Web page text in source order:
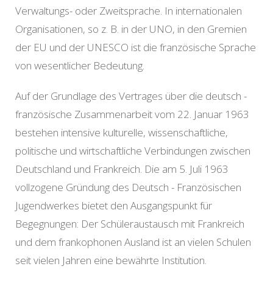
Verwaltungs- oder Zweitsprache. In internationalen
Organisationen, so z. B. in der UNO, in den Gremien
der EU und der UNESCO ist die französische Sprache
von wesentlicher Bedeutung.
Auf der Grundlage des Vertrages über die deutsch -
französische Zusammenarbeit vom 22. Januar 1963
bestehen intensive kulturelle, wissenschaftliche,
politische und wirtschaftliche Verbindungen zwischen
Deutschland und Frankreich. Die am 5. Juli 1963
vollzogene Gründung des Deutsch - Französischen
Jugendwerkes bietet den Ausgangspunkt für
Begegnungen: Der Schüleraustausch mit Frankreich
und dem frankophonen Ausland ist an vielen Schulen
seit vielen Jahren eine bewährte Institution.